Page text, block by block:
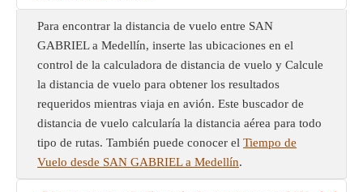
Para encontrar la distancia de vuelo entre SAN
GABRIEL a Medellín, inserte las ubicaciones en el
control de la calculadora de distancia de vuelo y Calcule
la distancia de vuelo para obtener los resultados
requeridos mientras viaja en avión. Este buscador de
distancia de vuelo calcularía la distancia aérea para todo
tipo de rutas. También puede conocer el Tiempo de
Vuelo desde SAN GABRIEL a Medellín.